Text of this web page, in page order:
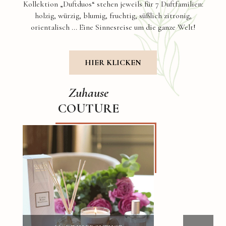
Kollektion „Duftduos“ stehen jeweils für 7 Duftfamilien:
holzig, würzig, blumig, fruchtig, süßlich zitronig,
orientalisch ... Eine Sinnesreise um die ganze Welt!
HIER KLICKEN
Zuhause
COUTURE